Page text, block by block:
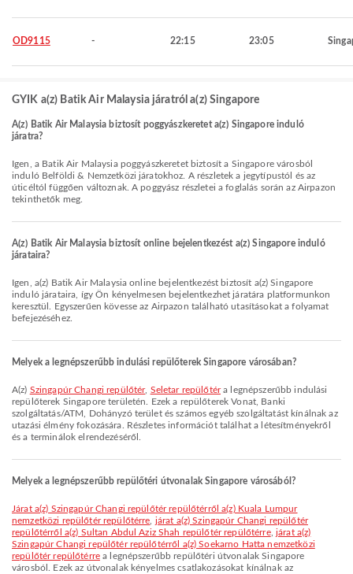
OD9115 - 22:15 23:05
GYIK a(z) Batik Air Malaysia járatról a(z) Singapore
A(z) Batik Air Malaysia biztosít poggyászkeretet a(z) Singapore induló
járatra?
Igen, a Batik Air Malaysia poggyászkeretet biztosít a Singapore városból
induló Belföldi & Nemzetközi járatokhoz. A részletek a jegytípustól és az
úticéltól függően változnak. A poggyász részletei a foglalás során az Airpazon
tekinthetők meg.
A(z) Batik Air Malaysia biztosít online bejelentkezést a(z) Singapore induló
járataira?
Igen, a(z) Batik Air Malaysia online bejelentkezést biztosít a(z) Singapore
induló járataira, így Ön kényelmesen bejelentkezhet járatára platformunkon
keresztül. Egyszerűen kövesse az Airpazon található utasításokat a folyamat
befejezéséhez.
Melyek a legnépszerűbb indulási repülőterek Singapore városában?
A(z) Szingapúr Changi repülőtér, Seletar repülőtéra legnépszerűbb indulási
repülőterek Singapore területén. Ezek a repülőterek Vonat, Banki
szolgáltatás/ATM, Dohányzó terület és számos egyéb szolgáltatást kínálnak az
utazási élmény fokozására. Részletes információt találhat a létesítményekről
és a terminálok elrendezéséről.
Melyek a legnépszerűbb repülőtéri útvonalak Singapore városából?
járat a(z) Szingapúr Changi repülőtér repülőtérről a(z) Kuala Lumpur
nemzetközi repülőtér repülőtérre járat a(z) Szingapúr Changi repülőtér
repülőtérről a(z) Sultan Abdul Aziz Shah repülőtér repülőtérre, járat a(z)
Szingapúr Changi repülőtér repülőtérről a(z) Soekarno Hatta nemzetközi
repülőtér repülőtérrea legnépszerűbb repülőtéri útvonalak Singapore
városból. Ezek az útvonalak kényelmes csatlakozásokat kínálnak az